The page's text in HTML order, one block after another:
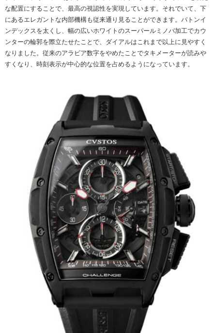
な配置にすることで、最高の視認性を実現しています。それでいて、下
にあるエレガントな内部機構も従来通り見ることができます。バトンイ
ンデックスを太くし、幅の広いホワイトのスーパールミノバ加工でカウ
ンターの輪郭を際立たせたことで、ダイアルはこれまで以上に見やすく
なりました。従来のアラビア数字をやめたことでタキメーターが読みや
すくなり、時刻表示が中心的な位置を占めるようになっています。